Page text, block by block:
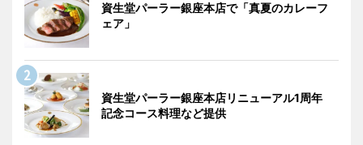
資生堂パーラー銀座本店で「真夏のカレーフ
ェア」
資生堂パーラー銀座本店リニューアル1周年
記念コース料理など提供